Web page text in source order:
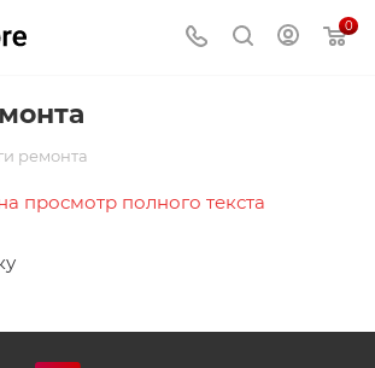
0
ремонта
просмотр полного текста